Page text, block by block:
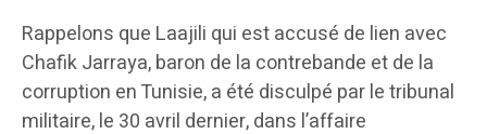
Rappelons que Laajili qui est accusé de lien avec
Chafik Jarraya, baron de la contrebande et de la
corruption en Tunisie, a été disculpé par le tribunal
militaire, le 30 avril dernier, dans l’affaire